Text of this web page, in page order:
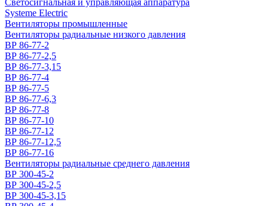
Светосигнальная и управляющая аппаратура
Systeme Electric
Вентиляторы промышленные
Вентиляторы радиальные низкого давления
ВР 86-77-2
ВР 86-77-2,5
ВР 86-77-3,15
ВР 86-77-4
ВР 86-77-5
ВР 86-77-6,3
ВР 86-77-8
ВР 86-77-10
ВР 86-77-12
ВР 86-77-12,5
ВР 86-77-16
Вентиляторы радиальные среднего давления
ВР 300-45-2
ВР 300-45-2,5
ВР 300-45-3,15